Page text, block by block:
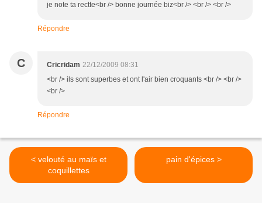
je note ta rectte<br /> bonne journée biz<br /> <br /> <br />
Répondre
C Cricridam 22/12/2009 08:31
<br /> ils sont superbes et ont l'air bien croquants <br /> <br />
<br />
Répondre
< velouté au maïs et
coquillettes
pain d'épices >